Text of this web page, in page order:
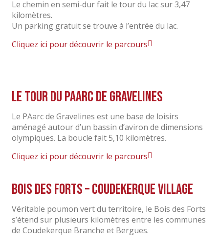
Le chemin en semi-dur fait le tour du lac sur 3,47
kilomètres.
Un parking gratuit se trouve à l’entrée du lac.
Cliquez ici pour découvrir le parcours
Le tour du PAarc de Gravelines
Le PAarc de Gravelines est une base de loisirs
aménagé autour d’un bassin d’aviron de dimensions
olympiques. La boucle fait 5,10 kilomètres.
Cliquez ici pour découvrir le parcours
Bois des Forts – Coudekerque Village
Véritable poumon vert du territoire, le Bois des Forts
s’étend sur plusieurs kilomètres entre les communes
de Coudekerque Branche et Bergues.